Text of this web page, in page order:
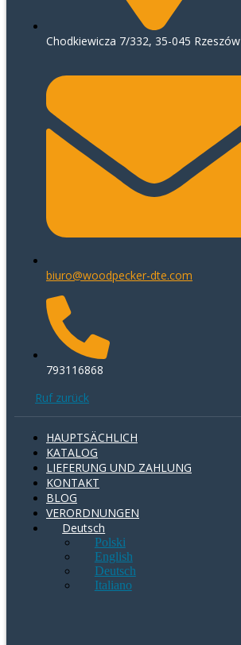
Chodkiewicza 7/332, 35-045 Rzeszów
biuro@woodpecker-dte.com
793116868
Ruf zurück
HAUPTSÄCHLICH
KATALOG
LIEFERUNG UND ZAHLUNG
KONTAKT
BLOG
VERORDNUNGEN
Deutsch
Polski
English
Deutsch
Italiano